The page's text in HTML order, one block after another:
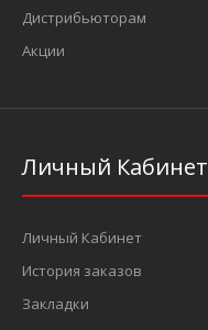
Дистрибьюторам
Акции
Личный Кабинет
Личный Кабинет
История заказов
Закладки